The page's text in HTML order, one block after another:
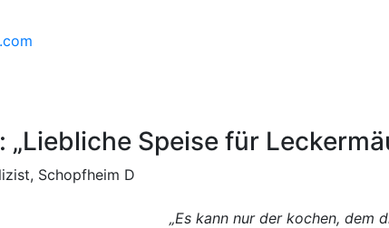
Speise für
Schopfheim D
„Es kann nur der kochen, dem